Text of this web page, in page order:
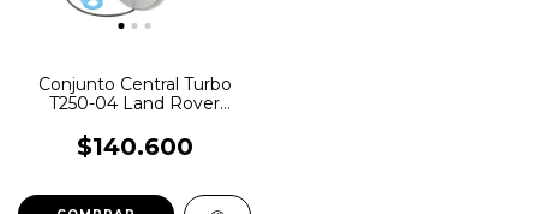
Conjunto Central Turbo
T250-04 Land Rover
$140.600